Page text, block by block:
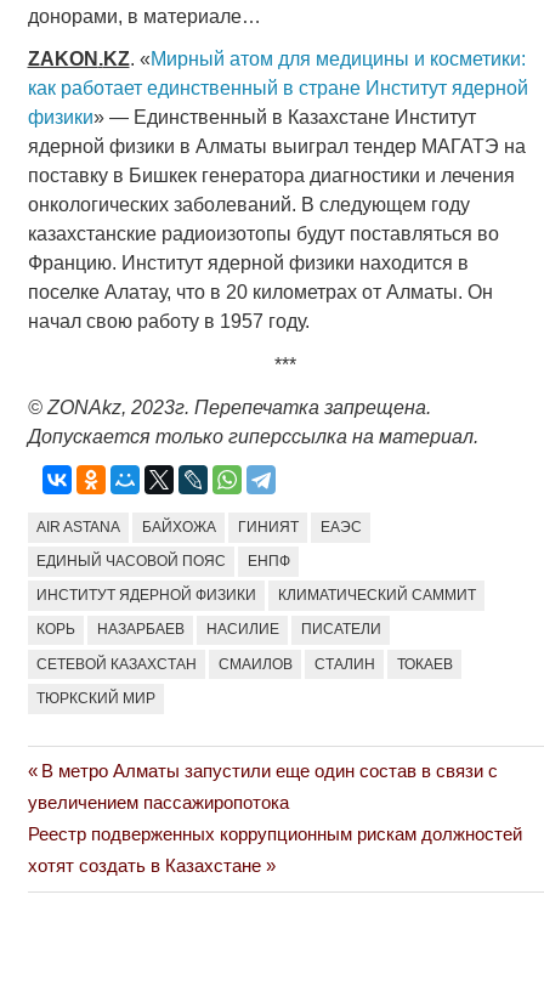
донорами, в материале…
ZAKON .KZ. «Мирный атом для медицины и косметики:
как работает единственный в стране Институт ядерной
физики» — Единственный в Казахстане Институт
ядерной физики в Алматы выиграл тендер МАГАТЭ на
поставку в Бишкек генератора диагностики и лечения
онкологических заболеваний. В следующем году
казахстанские радиоизотопы будут поставляться во
Францию. Институт ядерной физики находится в
поселке Алатау, что в 20 километрах от Алматы. Он
начал свою работу в 1957 году.
***
© ZONAkz, 2023г. Перепечатка запрещена.
Допускается только гиперссылка на материал.
AIR ASTANA БАЙХОЖА ГИНИЯТ ЕАЭС
ЕДИНЫЙ ЧАСОВОЙ ПОЯС ЕНПФ
ИНСТИТУТ ЯДЕРНОЙ ФИЗИКИ КЛИМАТИЧЕСКИЙ САММИТ
КОРЬ НАЗАРБАЕВ НАСИЛИЕ ПИСАТЕЛИ
СЕТЕВОЙ КАЗАХСТАН СМАИЛОВ СТАЛИН ТОКАЕВ
ТЮРКСКИЙ МИР
Навигация
по
записям
Previous
Post:
В метро Алматы запустили еще один состав в связи с
увеличением пассажиропотока
Next
Post:
Реестр подверженных коррупционным рискам должностей
хотят создать в Казахстане